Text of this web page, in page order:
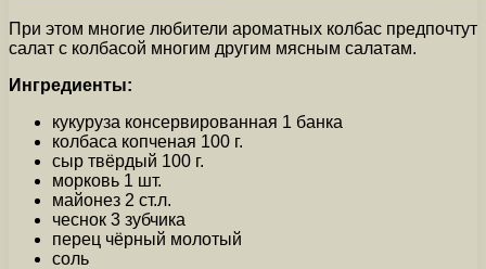
При этом многие любители ароматных колбас предпочтут
салат с колбасой многим другим мясным салатам.
Ингредиенты:
кукуруза консервированная 1 банка
колбаса копченая 100 г.
сыр твёрдый 100 г.
морковь 1 шт.
майонез 2 ст.л.
чеснок 3 зубчика
перец чёрный молотый
соль